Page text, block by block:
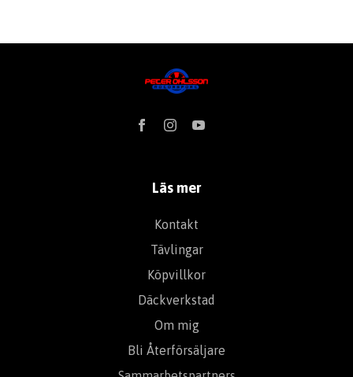
Läs mer
Kontakt
Tävlingar
Köpvillkor
Däckverkstad
Om mig
Bli Återförsäljare